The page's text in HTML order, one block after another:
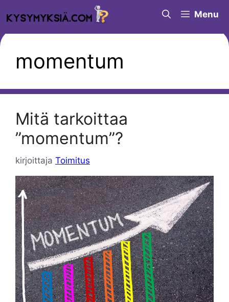
sisältöön
Menu
momentum
Mitä tarkoittaa
”momentum”?
kirjoittaja Toimitus